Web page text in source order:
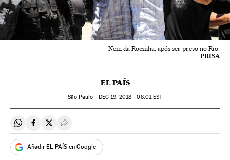
Nem da Rocinha, após ser preso no Rio.
PRISA
EL PAÍS
São Paulo - DEC 19, 2018 - 08:01 EST
Compartir en Whatsapp
Compartir en Facebook
Compartir en Twitter
Desplegar Redes Sociales
Añadir EL PAÍS en Google